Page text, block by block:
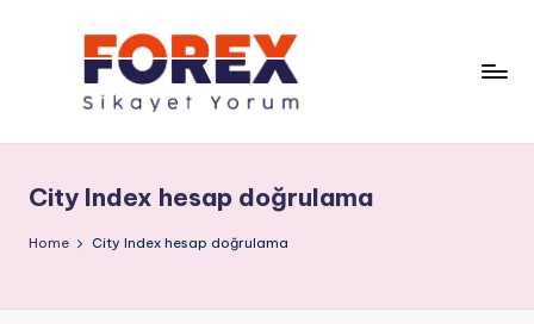
City Index hesap doğrulama
Home City Index hesap doğrulama